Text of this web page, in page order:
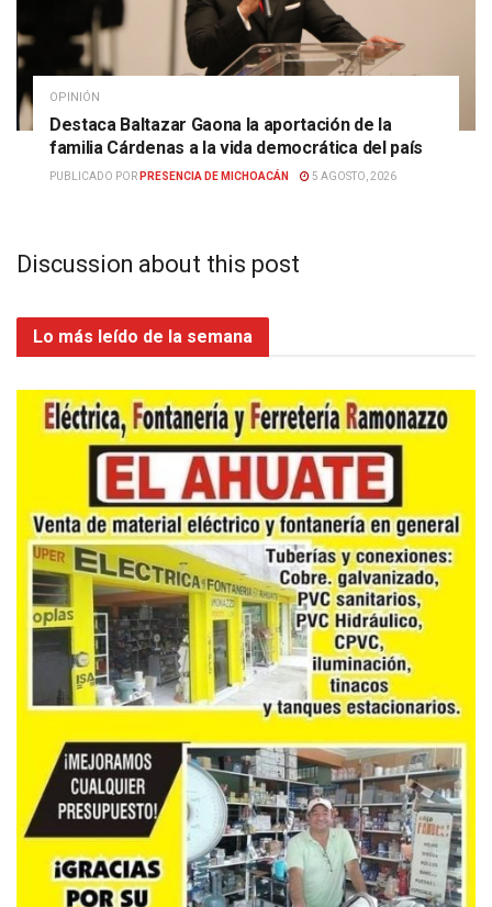
OPINIÓN
Destaca Baltazar Gaona la aportación de la
familia Cárdenas a la vida democrática del país
PUBLICADO POR PRESENCIA DE MICHOACÁN 5 AGOSTO, 2026
Discussion about this post
Lo más leído de la semana